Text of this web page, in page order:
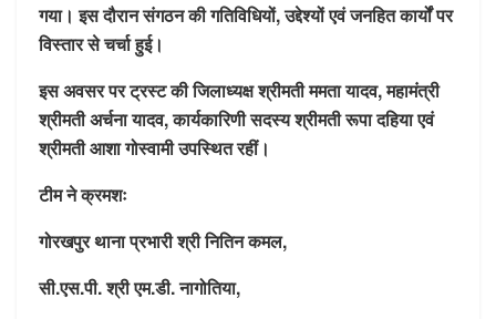
गया। इस दौरान संगठन की गतिविधियों, उद्देश्यों एवं जनहित कार्यों पर
विस्तार से चर्चा हुई।
इस अवसर पर ट्रस्ट की जिलाध्यक्ष श्रीमती ममता यादव, महामंत्री
श्रीमती अर्चना यादव, कार्यकारिणी सदस्य श्रीमती रूपा दहिया एवं
श्रीमती आशा गोस्वामी उपस्थित रहीं।
टीम ने क्रमशः
गोरखपुर थाना प्रभारी श्री नितिन कमल,
सी.एस.पी. श्री एम.डी. नागोतिया,